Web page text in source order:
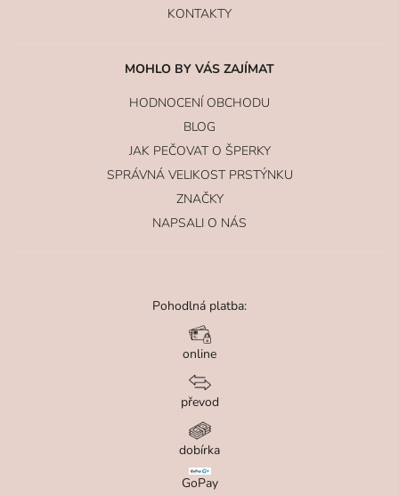
KONTAKTY
MOHLO BY VÁS ZAJÍMAT
HODNOCENÍ OBCHODU
BLOG
JAK PEČOVAT O ŠPERKY
SPRÁVNÁ VELIKOST PRSTÝNKU
ZNAČKY
NAPSALI O NÁS
Pohodlná platba:
online
převod
dobírka
GoPay